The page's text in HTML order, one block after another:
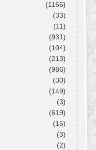
(1166)
(33)
(11)
(931)
(104)
(213)
(986)
(30)
(149)
(3)
(619)
(15)
(3)
(2)